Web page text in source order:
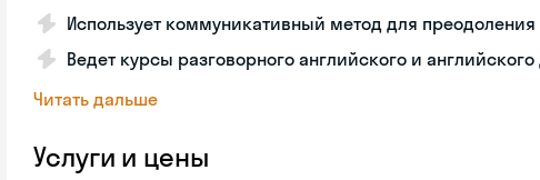
Использует коммуникативный метод для
Ведет курсы разговорного английского и
Читать дальше
Услуги и цены